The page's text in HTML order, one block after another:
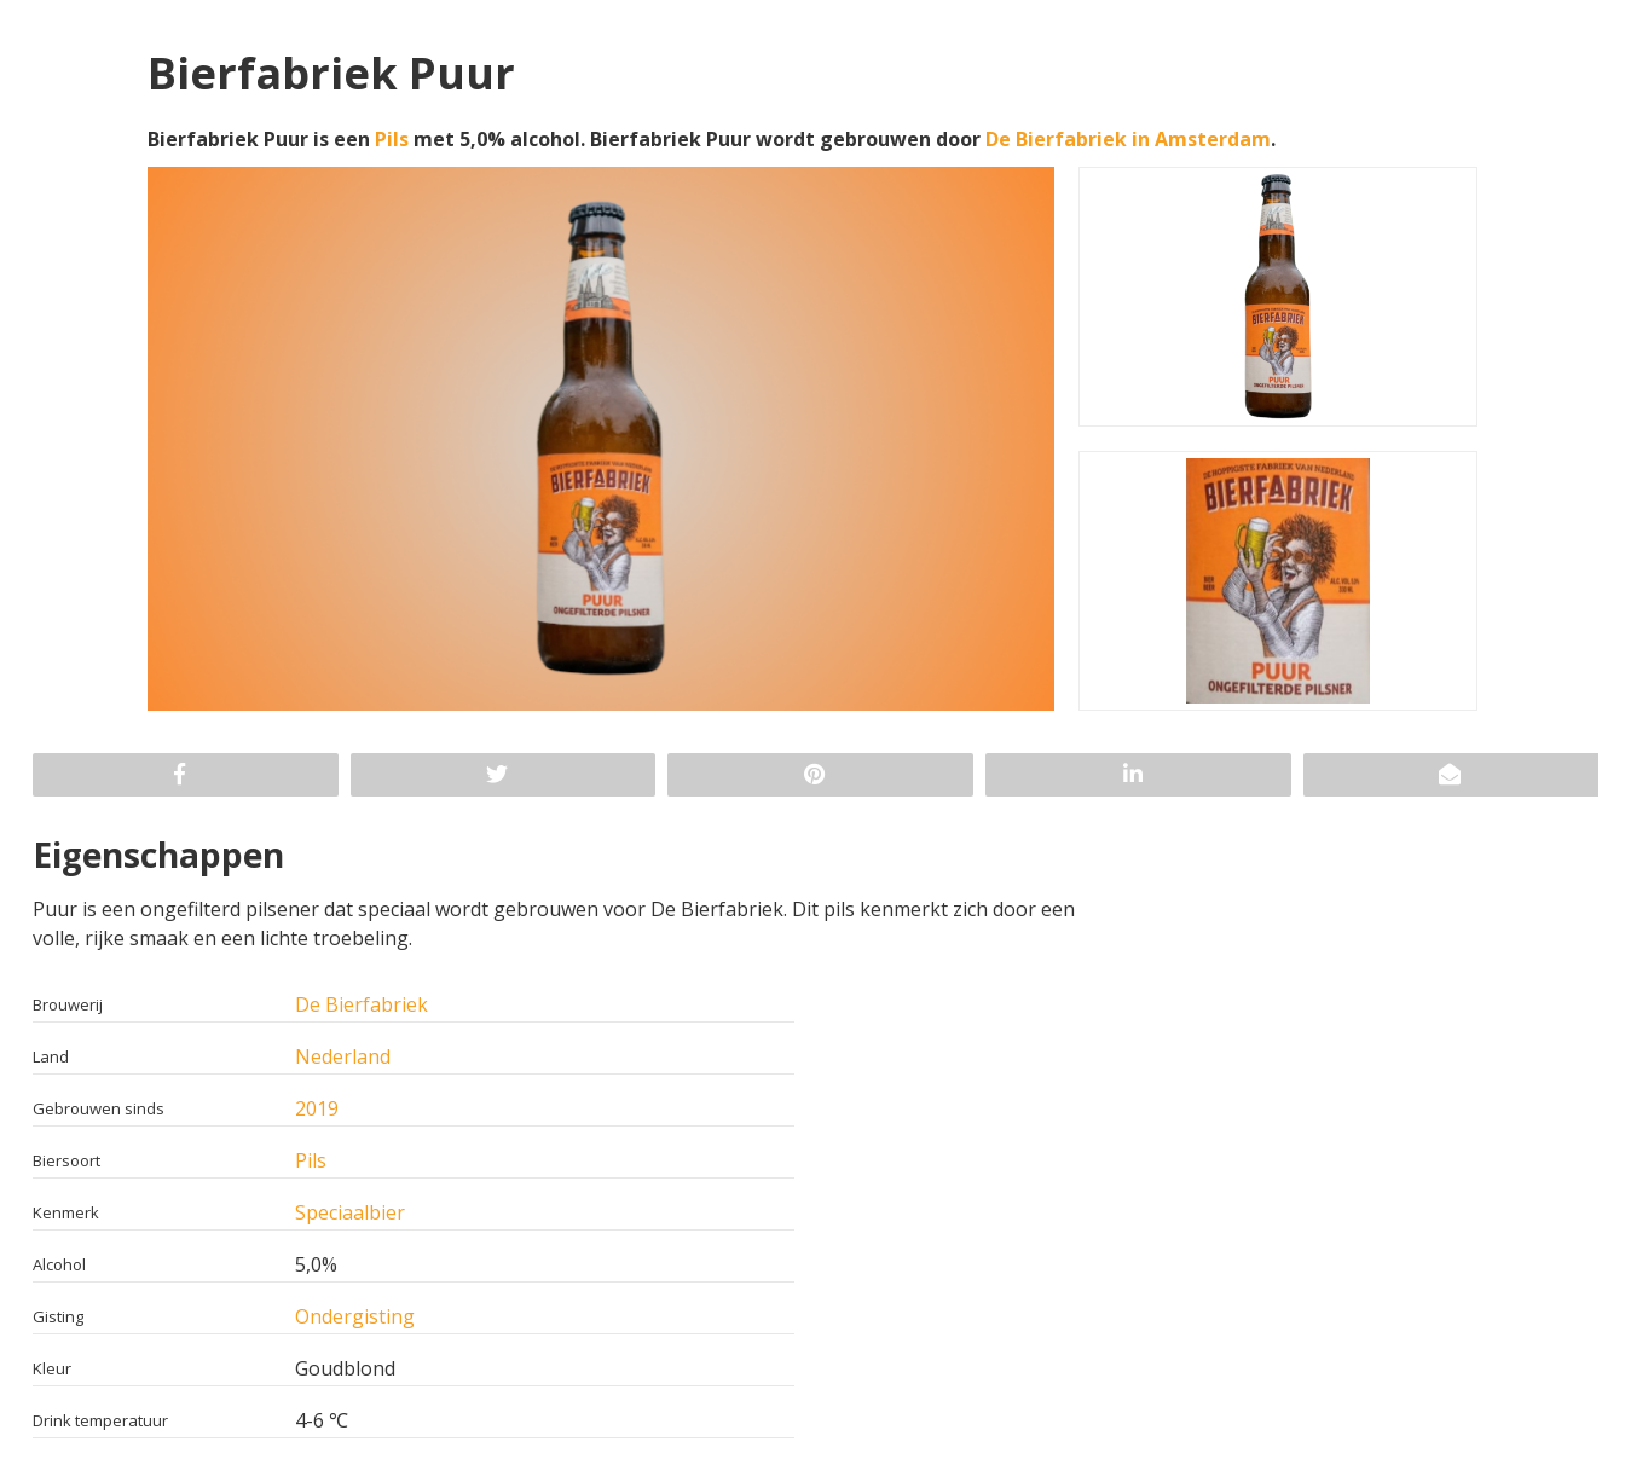
Bierfabriek Puur
Bierfabriek Puur is een Pils met 5,0% alcohol. Bierfabriek Puur wordt gebrouwen door De Bierfabriek in Amsterdam.
Eigenschappen
Puur is een ongefilterd pilsener dat speciaal wordt gebrouwen voor De Bierfabriek. Dit pils kenmerkt zich door een
volle, rijke smaak en een lichte troebeling.
Brouwerij De Bierfabriek
Land Nederland
Gebrouwen sinds 2019
Biersoort Pils
Kenmerk Speciaalbier
Alcohol 5,0%
Gisting Ondergisting
Kleur Goudblond
Drink temperatuur 4-6 ℃